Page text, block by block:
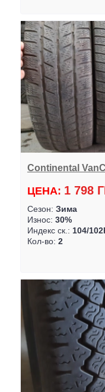
Continental
ЦЕНА: 1 798
Сезон: Зима
Износ: 30%
Индекс ск.: 104/
Кол-во: 2